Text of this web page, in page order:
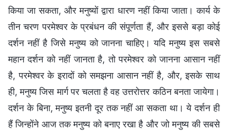
किया जा सकता, और मनुष्यों द्वारा धारण नहीं किया जाता। कार्य के
तीन चरण परमेश्वर के प्रबंधन की संपूर्णता हैं, और इससे बड़ा कोई
दर्शन नहीं है जिसे मनुष्य को जानना चाहिए। यदि मनुष्य इस सबसे
महान दर्शन को नहीं जानता है, तो परमेश्वर को जानना आसान नहीं
है, परमेश्वर के इरादों को समझना आसान नहीं है, और, इसके साथ
ही, मनुष्य जिस मार्ग पर चलता है वह उत्तरोत्तर कठिन बनता जायेगा।
दर्शन के बिना, मनुष्य इतनी दूर तक नहीं आ सकता था। ये दर्शन ही
हैं जिन्होंने आज तक मनुष्य को बनाए रखा है और जो मनुष्य की सबसे